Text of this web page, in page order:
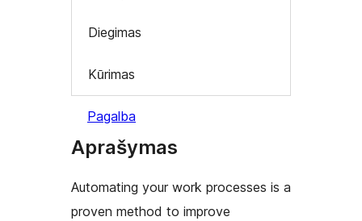
Diegimas
Kūrimas
Pagalba
Aprašymas
Automating your work processes is a
proven method to improve